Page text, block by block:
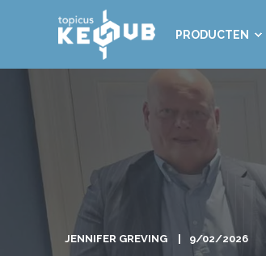
PRODUCTEN
JENNIFER GREVING 9/02/2026